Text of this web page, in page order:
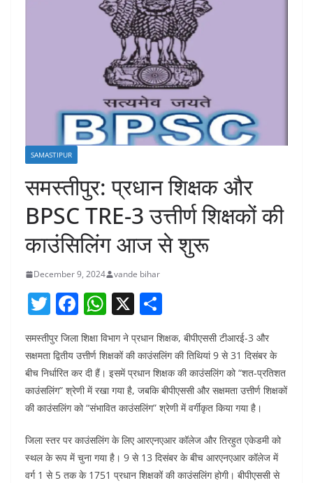
SAMASTIPUR
समस्तीपुर: प्रधान शिक्षक और
BPSC TRE-3 उत्तीर्ण शिक्षकों की
काउंसिलिंग आज से शुरू
December 9, 2024 vande bihar
T
w
itt
er
F
a
c
e
b
o
o
k
W
at
s
A
p
p
X
ar
e
समस्तीपुर जिला शिक्षा विभाग ने प्रधान शिक्षक, बीपीएससी टीआरई-3 और
सक्षमता द्वितीय उत्तीर्ण शिक्षकों की काउंसलिंग की तिथियां 9 से 31 दिसंबर के
बीच निर्धारित कर दी हैं। इसमें प्रधान शिक्षक की काउंसलिंग को “शत-प्रतिशत
काउंसलिंग” श्रेणी में रखा गया है, जबकि बीपीएससी और सक्षमता उत्तीर्ण शिक्षकों
की काउंसलिंग को “संभावित काउंसलिंग” श्रेणी में वर्गीकृत किया गया है।
जिला स्तर पर काउंसलिंग के लिए आरएनएआर कॉलेज और तिरहुत एकेडमी को
स्थल के रूप में चुना गया है। 9 से 13 दिसंबर के बीच आरएनएआर कॉलेज में
वर्ग 1 से 5 तक के 1751 प्रधान शिक्षकों की काउंसलिंग होगी। बीपीएससी से